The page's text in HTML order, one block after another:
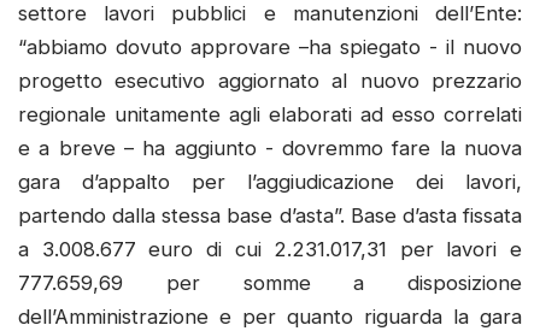
settore lavori pubblici e manutenzioni dell’Ente:
“abbiamo dovuto approvare –ha spiegato - il nuovo
progetto esecutivo aggiornato al nuovo prezzario
regionale unitamente agli elaborati ad esso correlati
e a breve – ha aggiunto - dovremmo fare la nuova
gara d’appalto per l’aggiudicazione dei lavori,
partendo dalla stessa base d’asta”. Base d’asta fissata
a 3.008.677 euro di cui 2.231.017,31 per lavori e
777.659,69 per somme a disposizione
dell’Amministrazione e per quanto riguarda la gara